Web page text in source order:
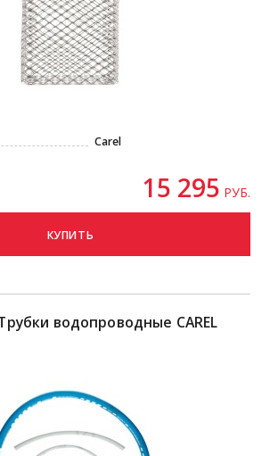
Carel
15 295 РУБ.
КУПИТЬ
водопроводные CAREL